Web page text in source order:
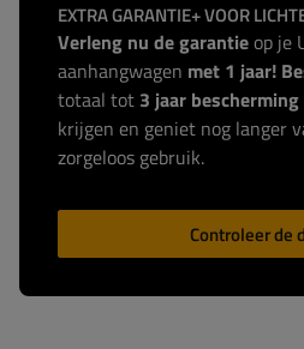
EXTRA GARANTIE+ VOOR
Verleng nu de garantie op je
aanhangwagen met 1 jaar!
totaal tot 3 jaar
krijgen en geniet nog langer
zorgeloos gebruik.
Controleer de